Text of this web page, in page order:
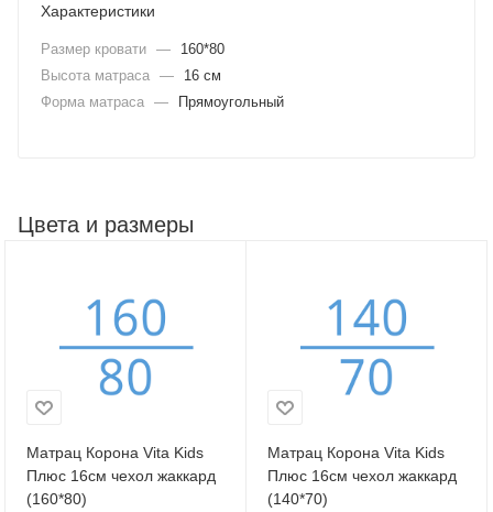
Характеристики
Размер кровати —
160*80
Высота матраса —
16 см
Форма матраса — Прямоугольный
Цвета и размеры
Матрац Корона Vita Kids
Плюс 16см чехол жаккард
(160*80)
Матрац Корона Vita Kids
Плюс 16см чехол жаккард
(140*70)